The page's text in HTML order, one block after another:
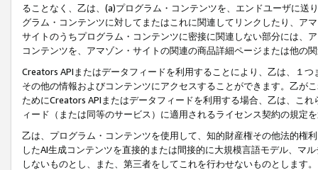
ることなく、乙は、(a)プログラム・コンテンツを、エンドユーザに
グラム・コンテンツに対してまたはこれに関連してリンクしたり、ア
サイトのうちプログラム・コンテンツに密接に関連しない部分には、
コンテンツを、アマゾン・サイトの関連の商品詳細ページまたは他の
Creators APIまたはデータフィードを利用することにより、乙は、１
その他の情報およびコンテンツにアクセスすることができます。乙が
ためにCreators APIまたはデータフィードを利用する場合、乙は、こ
ィード（または同等のサービス）に適用されるライセンス契約の規定
乙は、プログラム・コンテンツを使用して、知的財産権その他法的権
したAI生成コンテンツを直接的または間接的に大規模言語モデル、マ
しないものとし、また、第三者をしてこれを行わせないものとします。